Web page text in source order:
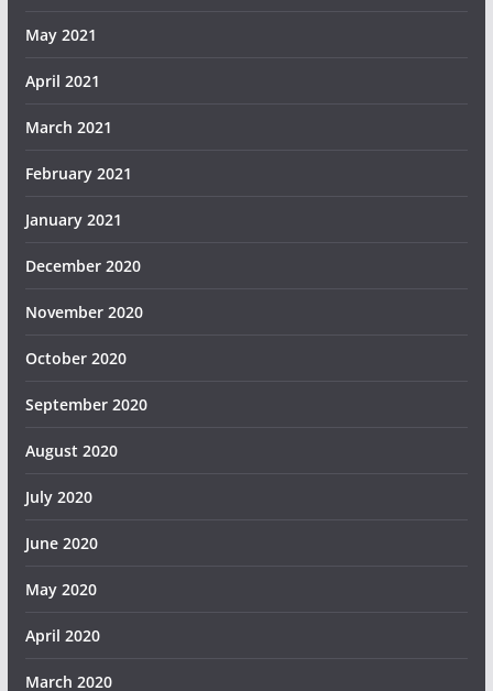
May 2021
April 2021
March 2021
February 2021
January 2021
December 2020
November 2020
October 2020
September 2020
August 2020
July 2020
June 2020
May 2020
April 2020
March 2020